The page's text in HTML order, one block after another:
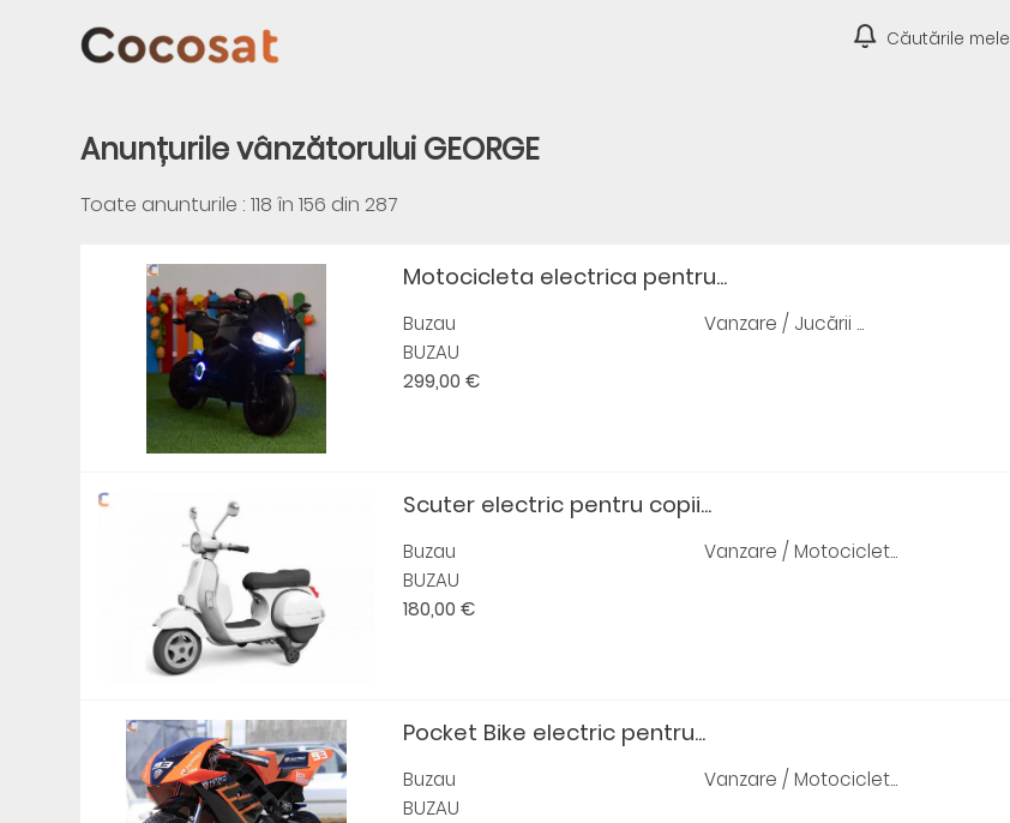
Căutările mele
Anunțurile vânzătorului GEORGE
Toate anunturile : 118 în156 din 287
Motocicleta electrica pentru...
Buzau
BUZAU
299,00 €
Vanzare / Jucării ...
Scuter electric pentru copii...
Buzau
BUZAU
180,00 €
Vanzare / Motociclet...
Pocket Bike electric pentru...
Buzau
BUZAU
Vanzare / Motociclet...